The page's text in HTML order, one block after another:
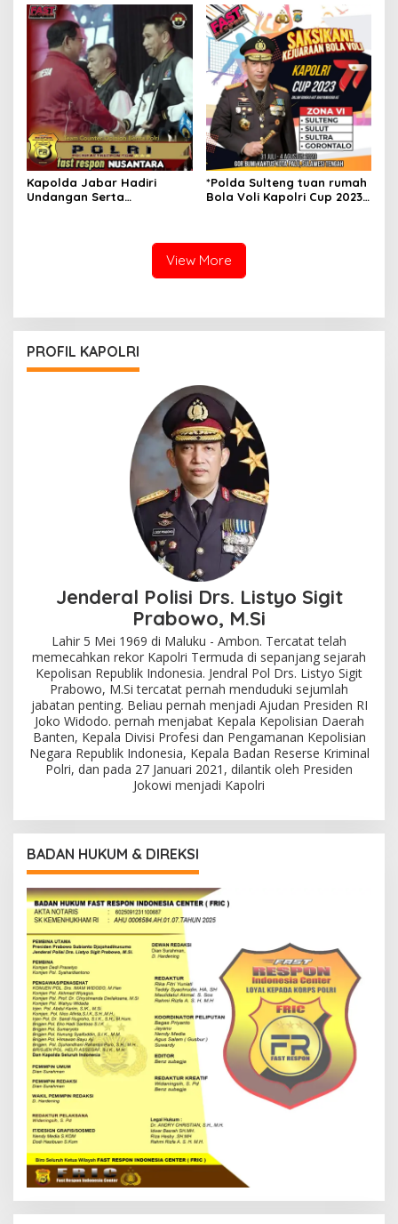
500 Peserta
Kapolda Jabar Hadiri
Undangan Serta
*Polda Sulteng tuan rumah
Bola Voli Kapolri Cup 2023
View More
PROFIL KAPOLRI
Jenderal Polisi Drs. Listyo Sigit
Prabowo, M.Si
Lahir 5 Mei 1969 di Maluku - Ambon. Tercatat telah
memecahkan rekor Kapolri Termuda di sepanjang sejarah
Kepolisan Republik Indonesia. Jendral Pol Drs. Listyo Sigit
Prabowo, M.Si tercatat pernah menduduki sejumlah
jabatan penting. Beliau pernah menjadi Ajudan Presiden RI
Joko Widodo. pernah menjabat Kepala Kepolisian Daerah
Banten, Kepala Divisi Profesi dan Pengamanan Kepolisian
Negara Republik Indonesia, Kepala Badan Reserse Kriminal
Polri, dan pada 27 Januari 2021, dilantik oleh Presiden
Jokowi menjadi Kapolri
BADAN HUKUM & DIREKSI